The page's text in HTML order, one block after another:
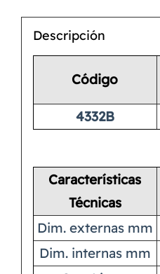
Descripción
Código
4332B
Características
Técnicas
Dim. externas mm
Dim. internas mm